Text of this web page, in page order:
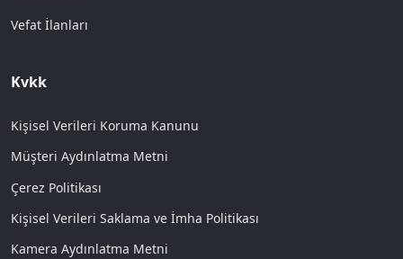
Vefat İlanları
Kvkk
Kişisel Verileri Koruma Kanunu
Müşteri Aydınlatma Metni
Çerez Politikası
Kişisel Verileri Saklama ve İmha Politikası
Kamera Aydınlatma Metni